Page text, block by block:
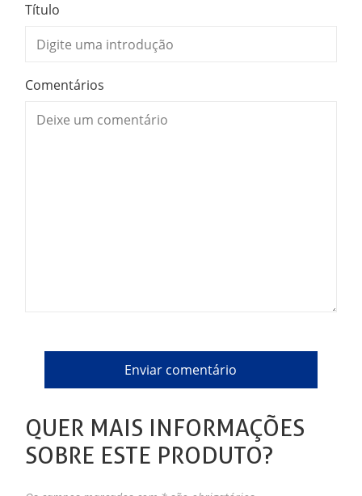
Título
Comentários
QUER MAIS INFORMAÇÕES
SOBRE ESTE PRODUTO?